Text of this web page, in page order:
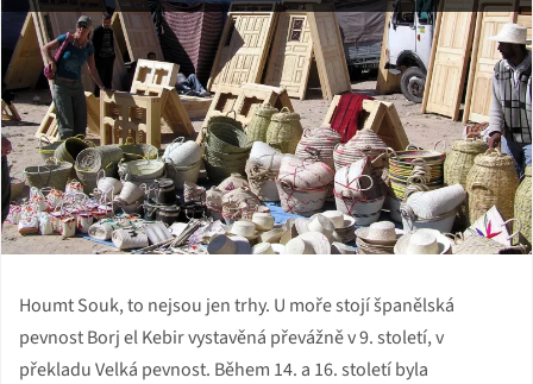
Houmt Souk, to nejsou jen trhy. U moře stojí španělská
pevnost Borj el Kebir vystavěná převážně v 9. století, v
překladu Velká pevnost. Během 14. a 16. století byla